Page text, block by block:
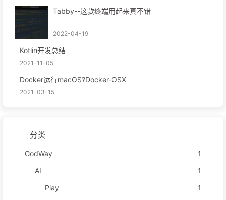
Tabby--这款终端用起来真不错
2022-04-19
Kotlin开发总结
2021-11-05
Docker运行macOS?Docker-OSX
2021-03-15
分类
GodWay
1
AI
1
Play
1